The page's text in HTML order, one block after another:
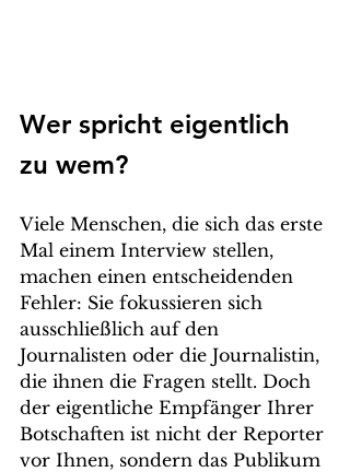
Wer spricht eigentlich
zu wem?
Viele Menschen, die sich das erste
Mal einem Interview stellen,
machen einen entscheidenden
Fehler: Sie fokussieren sich
ausschließlich auf den
Journalisten oder die Journalistin,
die ihnen die Fragen stellt. Doch
der eigentliche Empfänger Ihrer
Botschaften ist nicht der Reporter
vor Ihnen, sondern das Publikum